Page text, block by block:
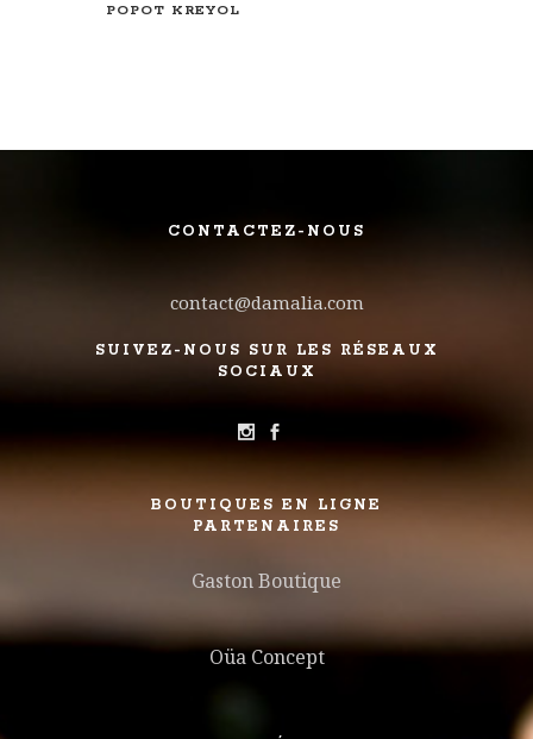
POPOT KREYOL
CONTACTEZ-NOUS
contact@damalia.com
SUIVEZ-NOUS SUR LES RÉSEAUX
SOCIAUX
BOUTIQUES EN LIGNE
PARTENAIRES
Gaston Boutique
Oüa Concept